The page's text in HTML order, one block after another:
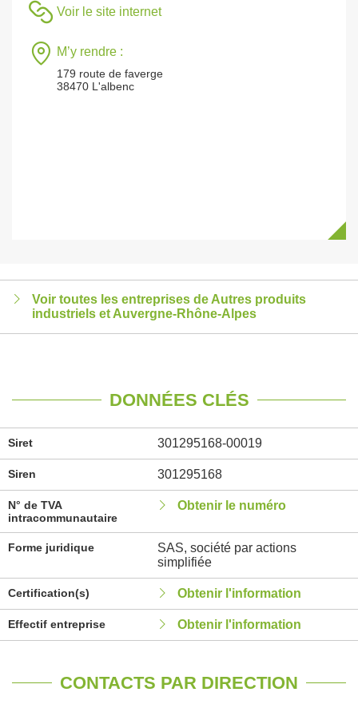
Voir le site internet
M’y rendre :
179 route de faverge
38470 L'albenc
Voir toutes les entreprises de Autres produits
industriels et Auvergne-Rhône-Alpes
DONNÉES CLÉS
Siret 301295168-00019
Siren 301295168
N° de TVA
intracommunautaire
Obtenir le numéro
Forme juridique
SAS, société par actions
simplifiée
Certification(s) Obtenir l'information
Effectif entreprise Obtenir l'information
CONTACTS PAR DIRECTION